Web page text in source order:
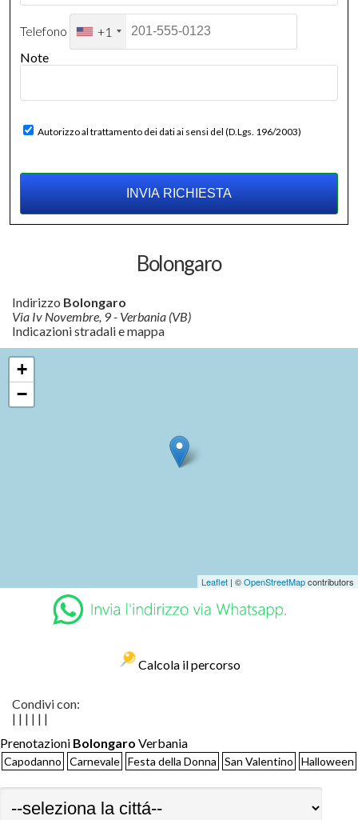
Telefono
+1
Note
Autorizzo al trattamento dei dati ai sensi del (D.Lgs. 196/2003)
Bolongaro
Indirizzo Bolongaro
Via Iv Novembre, 9 - Verbania (VB)
Indicazioni stradali e mappa
+
−
Leaflet | ©OpenStreetMapcontributors
Calcola il percorso
Condivi con:
| | | | | |
Prenotazioni Bolongaro Verbania
Capodanno Carnevale Festa della Donna San Valentino Halloween